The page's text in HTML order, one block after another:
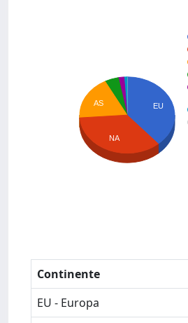
EU
AS
NA
Continente
EU - Europa